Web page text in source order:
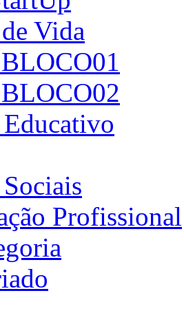
Vida
Profissional